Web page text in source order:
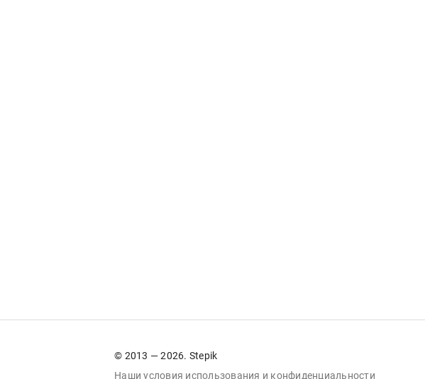
© 2013 — 2026. Stepik
Наши условия использования и конфиденциальности